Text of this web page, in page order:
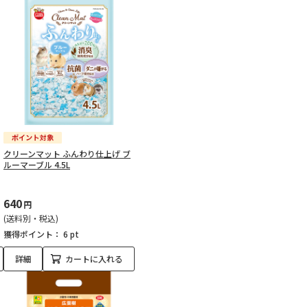
クリーンマット ふんわり仕上げ ブ
ルーマーブル 4.5L
640円
(送料別・税込)
獲得ポイント： 6 pt
詳細 カートに入れる